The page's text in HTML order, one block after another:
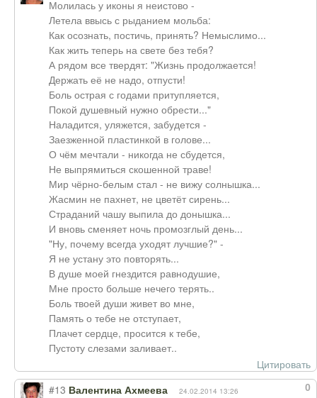
Молилась у иконы я неистово -
Летела ввысь с рыданием мольба:
Как осознать, постичь, принять? Немыслимо...
Как жить теперь на свете без тебя?
А рядом все твердят: "Жизнь продолжается!
Держать её не надо, отпусти!
Боль острая с годами притупляется,
Покой душевный нужно обрести..."
Наладится, уляжется, забудется -
Заезженной пластинкой в голове...
О чём мечтали - никогда не сбудется,
Не выпрямиться скошенной траве!
Мир чёрно-белым стал - не вижу солнышка...
Жасмин не пахнет, не цветёт сирень...
Страданий чашу выпила до донышка...
И вновь сменяет ночь промозглый день...
"Ну, почему всегда уходят лучшие?" -
Я не устану это повторять...
В душе моей гнездится равнодушие,
Мне просто больше нечего терять..
Боль твоей души живет во мне,
Память о тебе не отступает,
Плачет сердце, просится к тебе,
Пустоту слезами заливает..
Цитировать
0
#13 Валентина Ахмеева 24.02.2014 13:26